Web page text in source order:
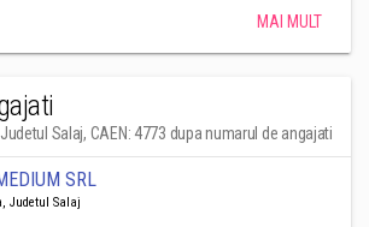
MAI MULT
Salaj, CAEN: 4773 dupa numarul de angajati
SRL
Judetul Salaj